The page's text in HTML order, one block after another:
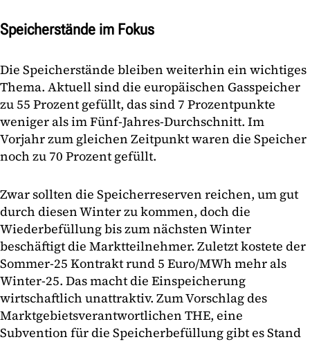
Speicherstände im Fokus
Die Speicherstände bleiben weiterhin ein wichtiges
Thema. Aktuell sind die europäischen Gasspeicher
zu 55 Prozent gefüllt, das sind 7 Prozentpunkte
weniger als im Fünf-Jahres-Durchschnitt. Im
Vorjahr zum gleichen Zeitpunkt waren die Speicher
noch zu 70 Prozent gefüllt.
Zwar sollten die Speicherreserven reichen, um gut
durch diesen Winter zu kommen, doch die
Wiederbefüllung bis zum nächsten Winter
beschäftigt die Marktteilnehmer. Zuletzt kostete der
Sommer-25 Kontrakt rund 5 Euro/MWh mehr als
Winter-25. Das macht die Einspeicherung
wirtschaftlich unattraktiv. Zum Vorschlag des
Marktgebietsverantwortlichen THE, eine
Subvention für die Speicherbefüllung gibt es Stand